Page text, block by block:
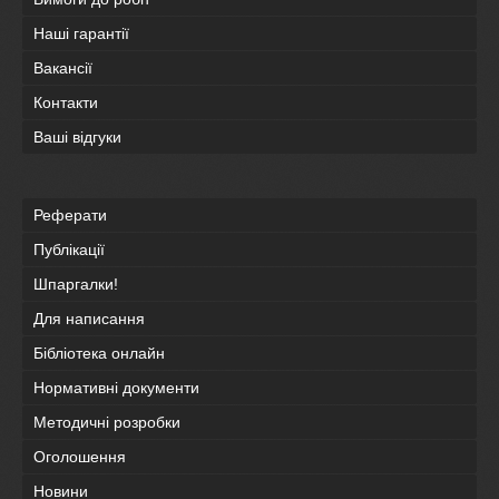
Наші гарантії
Вакансії
Контакти
Ваші відгуки
Реферати
Публікації
Шпаргалки!
Для написання
Бібліотека онлайн
Нормативні документи
Методичні розробки
Оголошення
Новини